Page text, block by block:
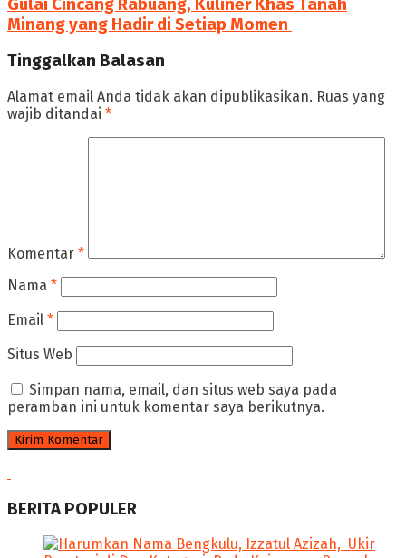
Gulai Cincang Rabuang, Kuliner Khas Tanah
Minang yang Hadir di Setiap Momen ‎
Tinggalkan Balasan
Alamat email Anda tidak akan dipublikasikan. Ruas yang
wajib ditandai *
Komentar *
Nama *
Email *
Situs Web
Simpan nama, email, dan situs web saya pada
peramban ini untuk komentar saya berikutnya.
BERITA POPULER